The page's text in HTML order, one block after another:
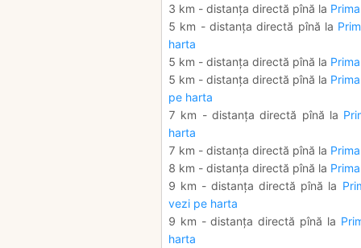
3 km - distanța directă pînă la
5 km - distanța directă pînă la
harta
5 km - distanța directă pînă la
5 km - distanța directă pînă la
pe harta
7 km - distanța directă pînă la
harta
7 km - distanța directă pînă la
8 km - distanța directă pînă la
9 km - distanța directă pînă la
vezi pe harta
9 km - distanța directă pînă la
harta